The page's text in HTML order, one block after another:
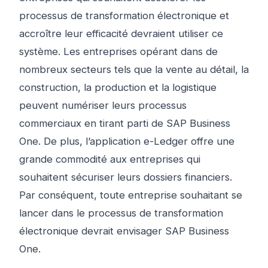
processus de transformation électronique et
accroître leur efficacité devraient utiliser ce
système. Les entreprises opérant dans de
nombreux secteurs tels que la vente au détail, la
construction, la production et la logistique
peuvent numériser leurs processus
commerciaux en tirant parti de SAP Business
One. De plus, l’application e-Ledger offre une
grande commodité aux entreprises qui
souhaitent sécuriser leurs dossiers financiers.
Par conséquent, toute entreprise souhaitant se
lancer dans le processus de transformation
électronique devrait envisager SAP Business
One.